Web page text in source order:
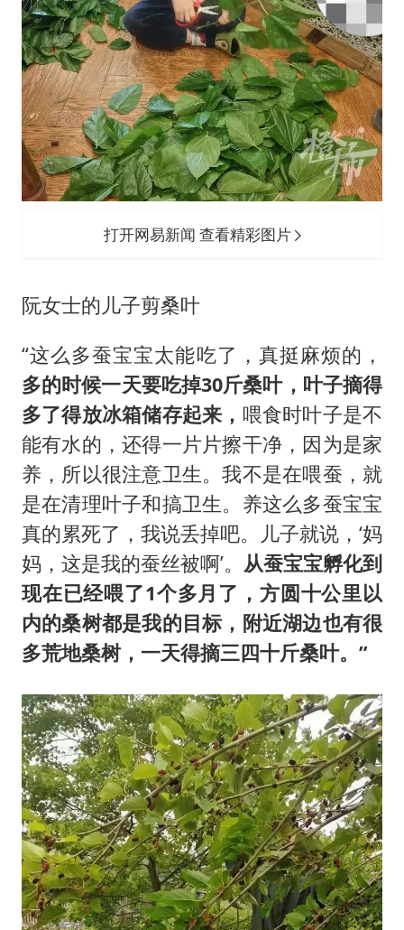
打开网易新闻 查看精彩图片
阮女士的儿子剪桑叶
“这么多蚕宝宝太能吃了，真挺麻烦的，
多的时候一天要吃掉30斤桑叶，叶子摘得
多了得放冰箱储存起来， 喂食时叶子是不
能有水的，还得一片片擦干净，因为是家
养，所以很注意卫生。我不是在喂蚕，就
是在清理叶子和搞卫生。养这么多蚕宝宝
真的累死了，我说丢掉吧。儿子就说，‘妈
妈，这是我的蚕丝被啊’。 从蚕宝宝孵化到
现在已经喂了1个多月了，方圆十公里以
内的桑树都是我的目标，附近湖边也有很
多荒地桑树，一天得摘三四十斤桑叶。”